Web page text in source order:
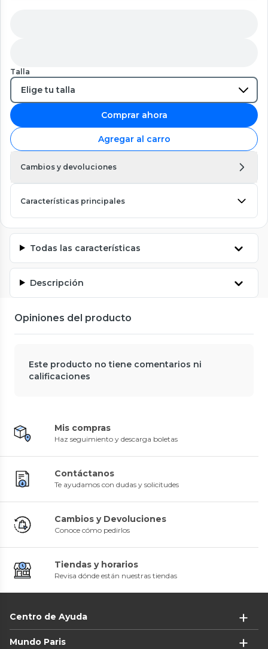
Talla
Comprar ahora
Agregar al carro
Cambios y devoluciones
Características principales
Todas las características
Descripción
Opiniones del producto
Este producto no tiene comentarios ni
calificaciones
Mis compras
Haz seguimiento y descarga boletas
Contáctanos
Te ayudamos con dudas y solicitudes
Cambios y Devoluciones
Conoce cómo pedirlos
Tiendas y horarios
Revisa dónde están nuestras tiendas
Centro de Ayuda
Mundo Paris